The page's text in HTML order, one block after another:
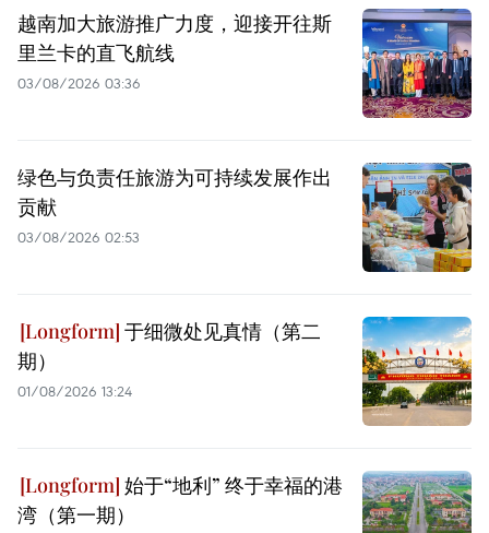
越南加大旅游推广力度，迎接开往斯
里兰卡的直飞航线
03/08/2026 03:36
绿色与负责任旅游为可持续发展作出
贡献
03/08/2026 02:53
于细微处见真情（第二
期）
01/08/2026 13:24
始于“地利” 终于幸福的港
湾（第一期）